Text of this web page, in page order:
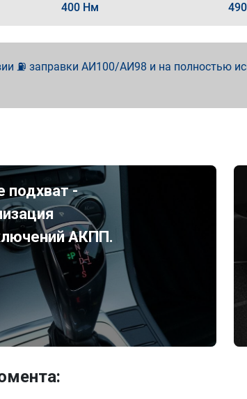
400 Нм
⛽ заправки АИ100/АИ98 и на полностью
подхват -
АКПП.